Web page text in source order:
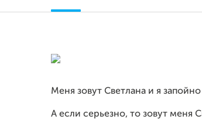
Меня зовут Светлана и я
А если серьезно, то зовут меня